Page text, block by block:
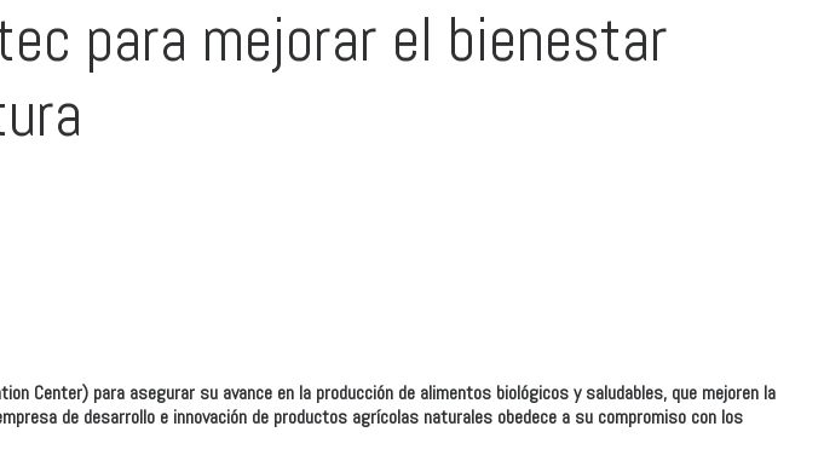
para mejorar el bienestar
Center) para asegurar su avance en la producción de alimentos biológicos y saludables, que mejoren la
de desarrollo e innovación de productos agrícolas naturales obedece a su compromiso con los